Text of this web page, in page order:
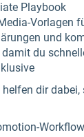
Playbook
Vorlagen
und
damit du
dir